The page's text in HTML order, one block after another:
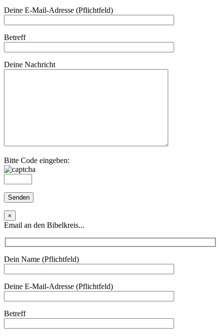
Deine E-Mail-Adresse (Pflichtfeld)
Betreff
Deine Nachricht
Bitte Code eingeben:
×
Email an den Bibelkreis...
Dein Name (Pflichtfeld)
Deine E-Mail-Adresse (Pflichtfeld)
Betreff